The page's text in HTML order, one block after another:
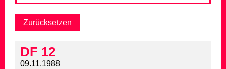
DF 12
09.11.1988